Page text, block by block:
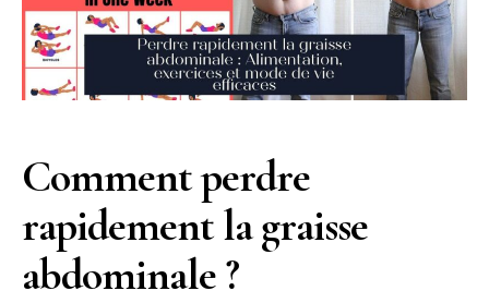
Comment perdre
rapidement la graisse
abdominale ?